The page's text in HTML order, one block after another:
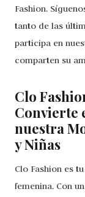
Fashion.
tanto de las
participa en
comparten su
Clo
Convierte
nuestra
y Niñas
Clo Fashion es
femenina. Con